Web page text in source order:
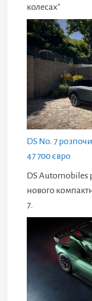
колесах"
DS No. 7
47 700 євро
DS Automobiles
нового
7.